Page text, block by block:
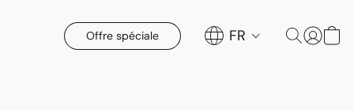
Offre spéciale FR